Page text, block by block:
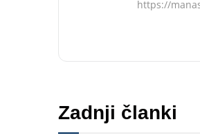
https://
Zadnji članki